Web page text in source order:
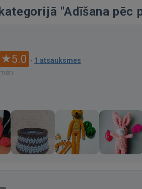
"Adīšana pēc
5.0 · 1 atsauksmes